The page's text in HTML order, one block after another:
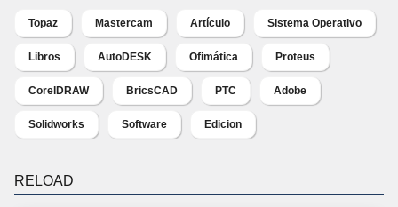
Topaz Mastercam Artículo Sistema Operativo
Libros AutoDESK Ofimática Proteus
CorelDRAW BricsCAD PTC Adobe
Solidworks Software Edicion
RELOAD